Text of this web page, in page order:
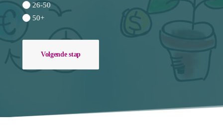
26-50
50+